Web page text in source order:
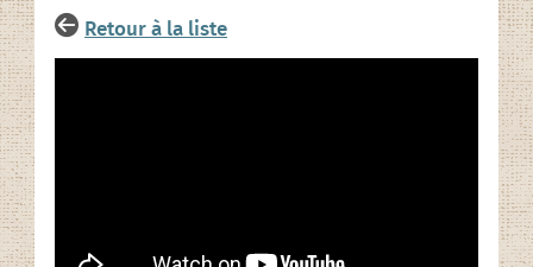
Agenda des stages
Agenda
Infos et contacts
L’association
Rencontres contées
Retour à la liste